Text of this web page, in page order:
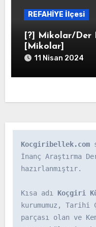
REFAHİYE İlçesi
[?] Mikolar/Der
[Mikolar]
11 Nisan 2024
Kocgiribellek.com
İnanç Araştırma
hazırlanmıştır.
Kısa adı Koçgiri
kurumumuz, Tarihi
parçası olan ve